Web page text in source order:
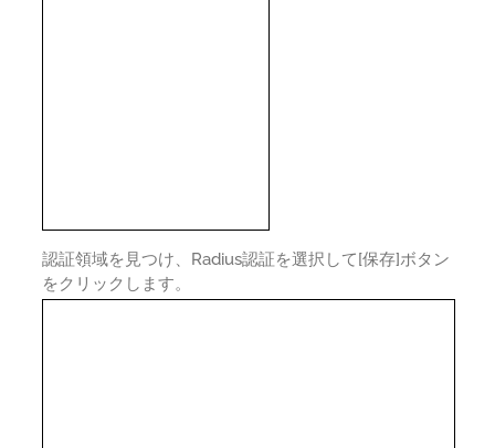
認証領域を見つけ、Radius認証を選択して[保存]ボタン
をクリックします。